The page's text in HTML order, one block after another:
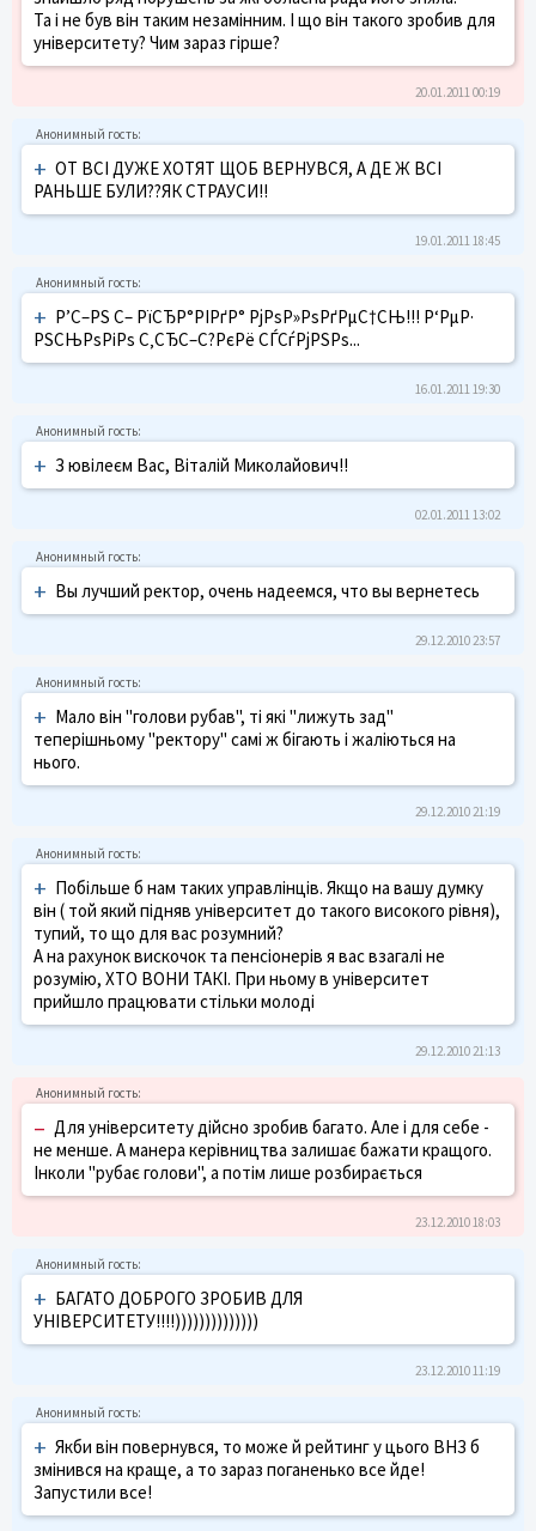
Та і не був він таким незамінним. І що він такого зробив для
університету? Чим зараз гірше?
20.01.2011 00:19
+ ОТ ВСІ ДУЖЕ ХОТЯТ ЩОБ ВЕРНУВСЯ, А ДЕ Ж ВСІ
РАНЬШЕ БУЛИ??ЯК СТРАУСИ!!
19.01.2011 18:45
+ Р’С–РЅ С– РїСЂР°РІРґР° РјРѕР»РѕРґРµС†СЊ!!! Р‘РµР·
РЅСЊРѕРіРѕ С‚СЂС–С?РєРё СЃСѓРјРЅРѕ...
16.01.2011 19:30
+ З ювілеєм Вас, Віталій Миколайович!!
02.01.2011 13:02
+ Вы лучший ректор, очень надеемся, что вы вернетесь
29.12.2010 23:57
+ Мало він "голови рубав", ті які "лижуть зад"
теперішньому "ректору" самі ж бігають і жаліються на
нього.
29.12.2010 21:19
+ Побільше б нам таких управлінців. Якщо на вашу думку
він ( той який підняв університет до такого високого рівня),
тупий, то що для вас розумний?
А на рахунок вискочок та пенсіонерів я вас взагалі не
розумію, ХТО ВОНИ ТАКІ. При ньому в університет
прийшло працювати стільки молоді
29.12.2010 21:13
– Для університету дійсно зробив багато. Але і для себе -
не менше. А манера керівництва залишає бажати кращого.
Інколи "рубає голови", а потім лише розбирається
23.12.2010 18:03
+ БАГАТО ДОБРОГО ЗРОБИВ ДЛЯ
УНІВЕРСИТЕТУ!!!!))))))))))))))
23.12.2010 11:19
+ Якби він повернувся, то може й рейтинг у цього ВНЗ б
змінився на краще, а то зараз поганенько все йде!
Запустили все!